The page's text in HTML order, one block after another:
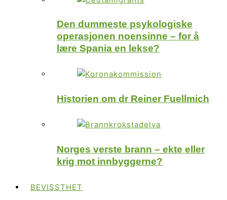
Den dummeste psykologiske
operasjonen noensinne – for å
lære Spania en lekse?
Historien om dr Reiner Fuellmich
Norges verste brann – ekte eller
krig mot innbyggerne?
BEVISSTHET